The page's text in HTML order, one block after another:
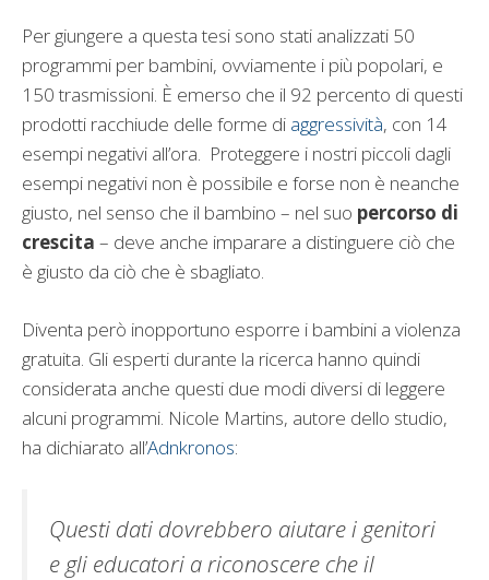
Per giungere a questa tesi sono stati analizzati 50
programmi per bambini, ovviamente i più popolari, e
150 trasmissioni. È emerso che il 92 percento di questi
prodotti racchiude delle forme di aggressività, con 14
esempi negativi all’ora. Proteggere i nostri piccoli dagli
esempi negativi non è possibile e forse non è neanche
giusto, nel senso che il bambino – nel suo percorso di
crescita – deve anche imparare a distinguere ciò che
è giusto da ciò che è sbagliato.
Diventa però inopportuno esporre i bambini a violenza
gratuita. Gli esperti durante la ricerca hanno quindi
considerata anche questi due modi diversi di leggere
alcuni programmi. Nicole Martins, autore dello studio,
ha dichiarato all’Adnkronos:
Questi dati dovrebbero aiutare i genitori
e gli educatori a riconoscere che il